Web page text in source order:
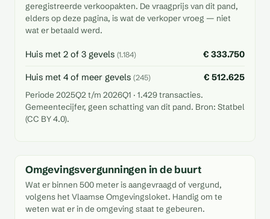
geregistreerde verkoopakten. De vraagprijs van dit pand,
elders op deze pagina, is wat de verkoper vroeg — niet
wat er betaald werd.
Huis met 2 of 3 gevels (1.184) € 333.750
Huis met 4 of meer gevels (245) € 512.625
Periode 2025Q2 t/m 2026Q1 · 1.429 transacties.
Gemeentecijfer, geen schatting van dit pand. Bron: Statbel
(CC BY 4.0).
Omgevingsvergunningen in de buurt
Wat er binnen 500 meter is aangevraagd of vergund,
volgens het Vlaamse Omgevingsloket. Handig om te
weten wat er in de omgeving staat te gebeuren.